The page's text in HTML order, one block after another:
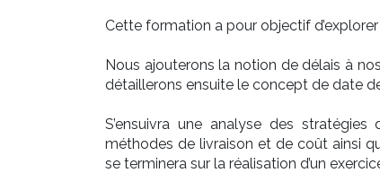
Cette formation a pour objectif
Nous ajouterons la notion de délais à
détaillerons ensuite le concept de date
S’ensuivra une analyse des
méthodes de livraison et de coût ainsi
se terminera sur la réalisation d’un